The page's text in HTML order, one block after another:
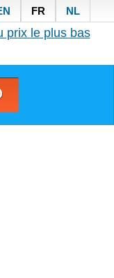
FR NL
prix le plus bas